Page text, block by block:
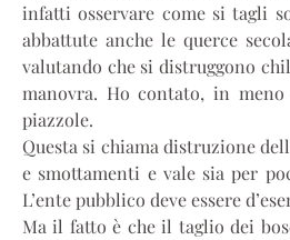
infatti osservare come si tagli
abbattute anche le querce
valutando che si distruggono
manovra. Ho contato, in
piazzole.
Questa si chiama distruzione
e smottamenti e vale sia per
L’ente pubblico deve essere
Ma il fatto è che il taglio dei